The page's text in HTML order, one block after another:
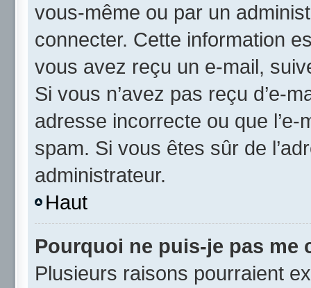
vous-même ou par un
connecter. Cette information
vous avez reçu un e-mail,
Si vous n’avez pas reçu d’e-
adresse incorrecte ou que
spam. Si vous êtes sûr de
administrateur.
Haut
Pourquoi ne puis-je pas me
Plusieurs raisons pourraient